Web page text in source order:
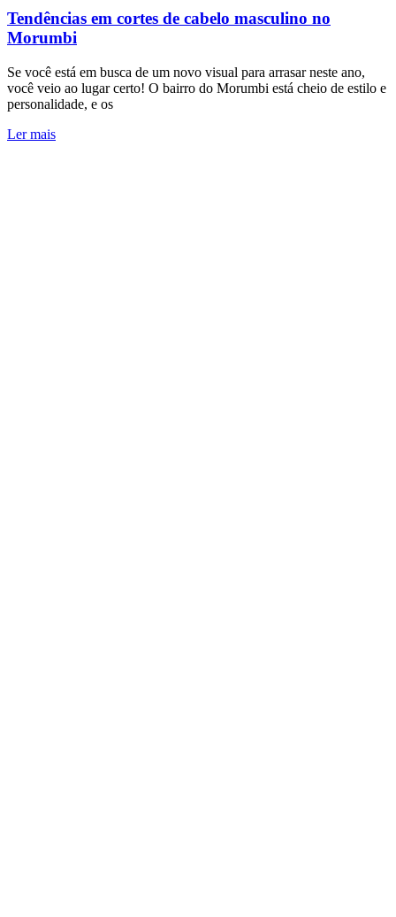
Tendências em cortes de cabelo masculino no
Morumbi
Se você está em busca de um novo visual para arrasar neste ano,
você veio ao lugar certo! O bairro do Morumbi está cheio de estilo e
personalidade, e os
Ler mais